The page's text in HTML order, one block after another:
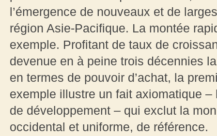
l’émergence de nouveaux et de
région Asie-Pacifique. La montée
exemple. Profitant de taux de
devenue en à peine trois décennies
en termes de pouvoir d’achat, la
exemple illustre un fait axiomatique
de développement – qui exclut la
occidental et uniforme, de référence.